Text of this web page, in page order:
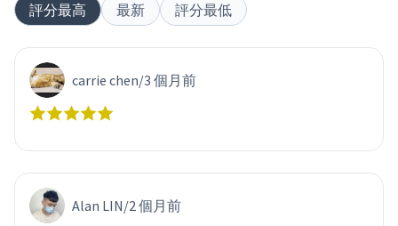
評分最高 最新 評分最低
carrie chen/3 個月前
Alan LIN/2 個月前